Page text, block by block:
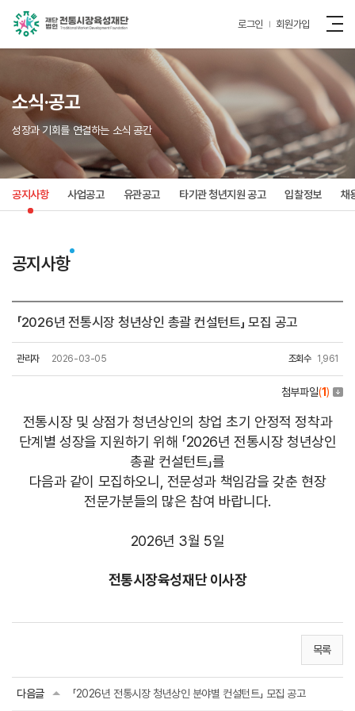
로그인 회원가입
소식·공고
성장과 기회를 연결하는 소식 공간
공지사항 사업공고 유관공고 타기관 청년지원 공고 입찰정보 채
공지사항
「2026년 전통시장 청년상인 총괄 컨설턴트」 모집 공고
관리자 2026-03-05 조회수 1,961
첨부파일(1)
전통시장 및 상점가 청년상인의 창업 초기 안정적 정착과
단계별 성장을 지원하기 위해 「2026년 전통시장 청년상인
총괄 컨설턴트」를
다음과 같이 모집하오니, 전문성과 책임감을 갖춘 현장
전문가분들의 많은 참여 바랍니다.
2026년 3월 5일
전통시장육성재단 이사장
목록
다음글 「2026년 전통시장 청년상인 분야별 컨설턴트」 모집 공고